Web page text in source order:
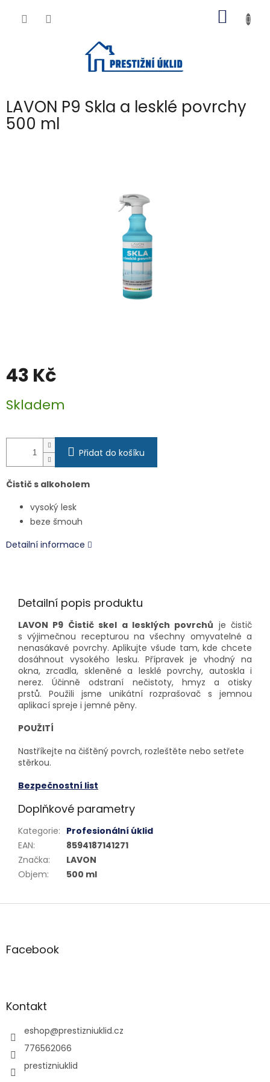
KOŠÍK
LAVON P9 Skla a lesklé povrchy
500 ml
43 Kč
cena:
Skladem
Přidat do košíku
Čistič s alkoholem
vysoký lesk
beze šmouh
Detailní informace
Detailní popis produktu
LAVON P9 Čistič skel a lesklých povrchů je čistič
s výjimečnou recepturou na všechny omyvatelné a
nenasákavé povrchy.Aplikujte všude tam, kde chcete
dosáhnout vysokého lesku. Přípravek je vhodný na
okna, zrcadla, skleněné a lesklé povrchy, autoskla i
nerez.Účinně odstraní nečistoty, hmyz a otisky
prstů. Použili jsme unikátní rozprašovač s jemnou
aplikací spreje i jemné pěny.
POUŽITÍ
Nastříkejte na čištěný povrch, rozleštěte nebo setřete
stěrkou.
Bezpečnostní list
Doplňkové parametry
Kategorie: Profesionální úklid
EAN:
8594187141271
Značka:
LAVON
Objem: 500 ml
Z
aFacebook
Kontakt
eshop@prestizniuklid.cz
776562066
prestizniuklid